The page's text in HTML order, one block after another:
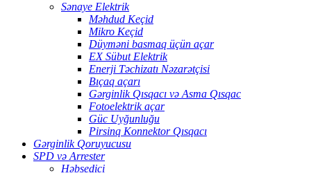
Sənaye Elektrik
Məhdud Keçid
Mikro Keçid
Düyməni basmaq üçün açar
EX Sübut Elektrik
Enerji Təchizatı Nəzarətçisi
Bıçaq açarı
Gərginlik Qısqacı və Asma Qısqac
Fotoelektrik açar
Güc Uyğunluğu
Pirsinq Konnektor Qısqacı
Gərginlik Qoruyucusu
SPD və Arrester
Həbsedici